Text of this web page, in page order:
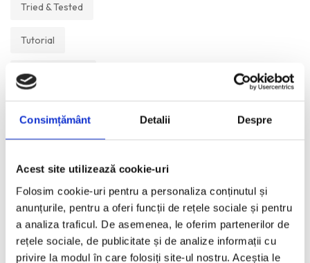
Consimțământ Detalii Despre
Acest site utilizează cookie-uri
Folosim cookie-uri pentru a personaliza conținutul și
anunțurile, pentru a oferi funcții de rețele sociale și pentru
a analiza traficul. De asemenea, le oferim partenerilor de
rețele sociale, de publicitate și de analize informații cu
privire la modul în care folosiți site-ul nostru. Aceștia le
Tried & Tested
Tutorial
Un Muzeu Pe Zi
Visual Postcards
We like
ANI: